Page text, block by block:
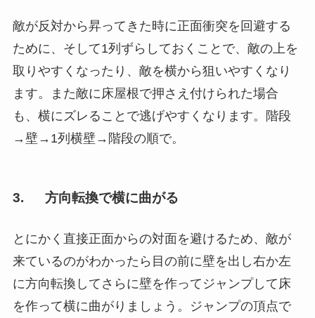
敵が反対から昇ってきた時に正面衝突を回避する
ために、そして1列ずらしておくことで、敵の上を
取りやすくなったり、敵を横から狙いやすくなり
ます。また敵に床屋根で押さえ付けられた場合
も、横にズレることで逃げやすくなります。階段
→壁→1列横壁→階段の順で。
3. 方向転換で横に曲がる
とにかく直接正面からの対面を避けるため、敵が
来ているのがわかったら目の前に壁を出し右か左
に方向転換してさらに壁を作ってジャンプして床
を作って横に曲がりましょう。ジャンプの頂点で